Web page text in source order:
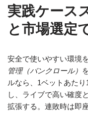
実践ケース
と市場選定
安全で使いやすい環境
管理（バンクロール）
ルなら、1ベットあた
し、ライブで高い確度
拡張する。連敗時は即